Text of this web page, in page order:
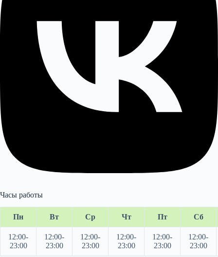
Часы работы
Пн Вт Ср Чт Пт Сб
12:00-
23:00
12:00-
23:00
12:00-
23:00
12:00-
23:00
12:00-
23:00
12:00-
23:00